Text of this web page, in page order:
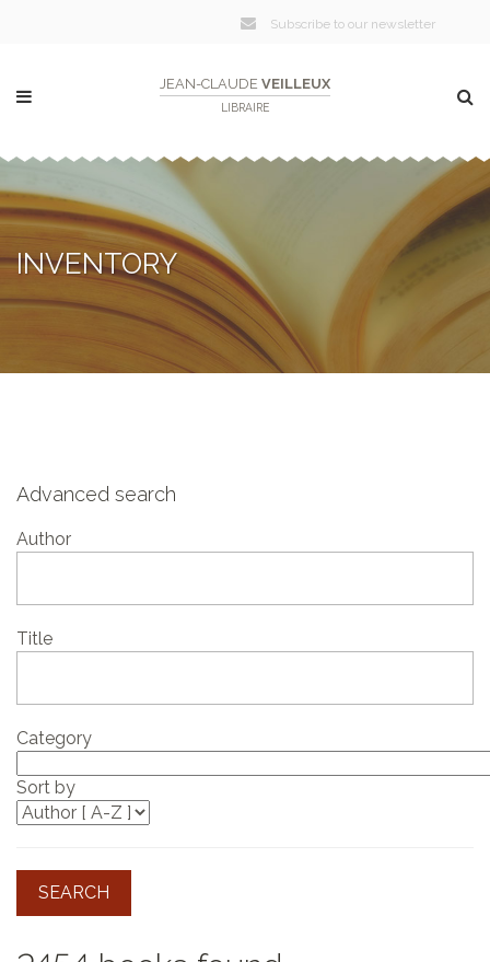
Subscribe to our newsletter
JEAN-CLAUDE VEILLEUX
LIBRAIRE
INVENTORY
Advanced search
Author
Title
Category
Sort by
SEARCH